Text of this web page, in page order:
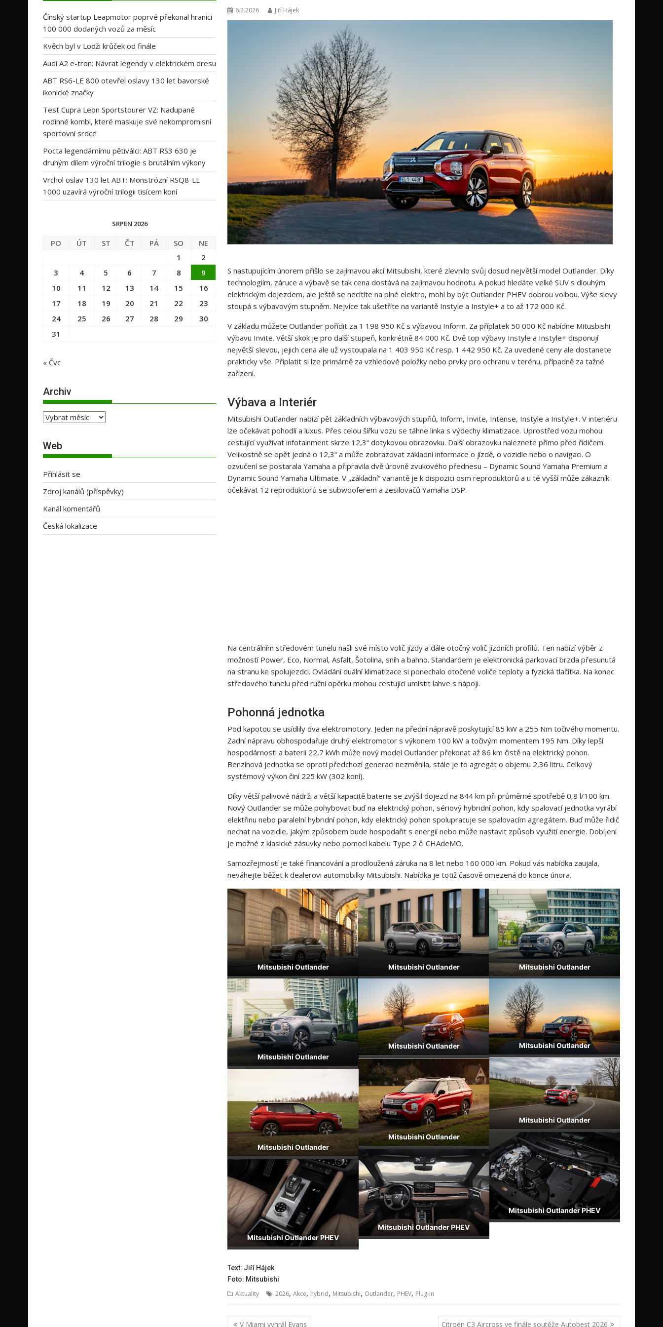
6.2.2026 Jiří Hájek
S nastupujícím únorem přišlo se zajímavou akcí Mitsubishi, které zlevnilo svůj dosud největší model Outlander. Díky
technologiím, záruce a výbavě se tak cena dostává na zajímavou hodnotu. A pokud hledáte velké SUV s dlouhým
elektrickým dojezdem, ale ještě se necítíte na plné elektro, mohl by být Outlander PHEV dobrou volbou. Výše slevy
stoupá s výbavovým stupněm. Nejvíce tak ušetříte na variantě Instyle a Instyle+ a to až 172 000 Kč.
V základu můžete Outlander pořídit za 1 198 950 Kč s výbavou Inform. Za příplatek 50 000 Kč nabídne Mitusbishi
výbavu Invite. Větší skok je pro další stupeň, konkrétně 84 000 Kč. Dvě top výbavy Instyle a Instyle+ disponují
největší slevou, jejich cena ale už vystoupala na 1 403 950 Kč resp. 1 442 950 Kč. Za uvedené ceny ale dostanete
prakticky vše. Připlatit si lze primárně za vzhledové položky nebo prvky pro ochranu v terénu, případně za tažné
zařízení.
Výbava a Interiér
Mitsubishi Outlander nabízí pět základních výbavových stupňů, Inform, Invite, Intense, Instyle a Instyle+. V interiéru
lze očekávat pohodlí a luxus. Přes celou šířku vozu se táhne linka s výdechy klimatizace. Uprostřed vozu mohou
cestující využívat infotainment skrze 12,3“ dotykovou obrazovku. Další obrazovku naleznete přímo před řidičem.
Velikostně se opět jedná o 12,3“ a může zobrazovat základní informace o jízdě, o vozidle nebo o navigaci. O
ozvučení se postarala Yamaha a připravila dvě úrovně zvukového přednesu – Dynamic Sound Yamaha Premium a
Dynamic Sound Yamaha Ultimate. V „základní“ variantě je k dispozici osm reproduktorů a u té vyšší může zákazník
očekávat 12 reproduktorů se subwooferem a zesilovačů Yamaha DSP.
Na centrálním středovém tunelu našli své místo volič jízdy a dále otočný volič jízdních profilů. Ten nabízí výběr z
možností Power, Eco, Normal, Asfalt, Šotolina, sníh a bahno. Standardem je elektronická parkovací brzda přesunutá
na stranu ke spolujezdci. Ovládání duální klimatizace si ponechalo otočené voliče teploty a fyzická tlačítka. Na konec
středového tunelu před ruční opěrku mohou cestující umístit lahve s nápoji.
Pohonná jednotka
Pod kapotou se usídlily dva elektromotory. Jeden na přední nápravě poskytující 85 kW a 255 Nm točivého momentu.
Zadní nápravu obhospodařuje druhý elektromotor s výkonem 100 kW a točivým momentem 195 Nm. Díky lepší
hospodárnosti a baterii 22,7 kWh může nový model Outlander překonat až 86 km čistě na elektrický pohon.
Benzínová jednotka se oproti předchozí generaci nezměnila, stále je to agregát o objemu 2,36 litru. Celkový
systémový výkon činí 225 kW (302 koní).
Díky větší palivové nádrži a větší kapacitě baterie se zvýšil dojezd na 844 km při průměrné spotřebě 0,8 l/100 km.
Nový Outlander se může pohybovat buď na elektrický pohon, sériový hybridní pohon, kdy spalovací jednotka vyrábí
elektřinu nebo paralelní hybridní pohon, kdy elektrický pohon spolupracuje se spalovacím agregátem. Buď může řidič
nechat na vozidle, jakým způsobem bude hospodařit s energií nebo může nastavit způsob využití energie. Dobíjení
je možné z klasické zásuvky nebo pomocí kabelu Type 2 či CHAdeMO.
Samozřejmostí je také financování a prodloužená záruka na 8 let nebo 160 000 km. Pokud vás nabídka zaujala,
neváhejte běžet k dealerovi automobilky Mitsubishi. Nabídka je totiž časově omezená do konce února.
Mitsubishi Outlander Mitsubishi Outlander Mitsubishi Outlander
Mitsubishi Outlander
Mitsubishi Outlander Mitsubishi Outlander
Mitsubishi Outlander
Mitsubishi Outlander
Mitsubishi Outlander
Mitsubishi Outlander PHEV
Mitsubishi Outlander PHEV
Mitsubishi Outlander PHEV
Text: Jiří Hájek
Foto: Mitsubishi
Aktuality 2026,Akce, hybrid, Mitsubishi, Outlander, PHEV, Plug-in
Navigace
V Miami vyhrál Evans Citroën C3 Aircross ve finále soutěže Autobest 2026
Čínský startup Leapmotor poprvé překonal hranici
100 000 dodaných vozů za měsíc
Kvěch byl v Lodži krůček od finále
Audi A2 e-tron: Návrat legendy v elektrickém dresu
ABT RS6-LE 800 otevřel oslavy 130 let bavorské
ikonické značky
Test Cupra Leon Sportstourer VZ: Nadupané
rodinné kombi, které maskuje své nekompromisní
sportovní srdce
Pocta legendárnímu pětiválci: ABT RS3 630 je
druhým dílem výroční trilogie s brutálním výkony
Vrchol oslav 130 let ABT: Monstrózní RSQ8-LE
1000 uzavírá výroční trilogii tisícem koní
SRPEN 2026
PO ÚT ST ČT PÁ SO
NE
1
2
3
4 5 6 7 8
9
10
11 12 13 14 15
16
17
18 19 20 21 22
23
24
25 26 27 28 29
30
31
« Čvc
Archiv
Archiv
Web
Přihlásit se
Zdroj kanálů (příspěvky)
Kanál komentářů
Česká lokalizace